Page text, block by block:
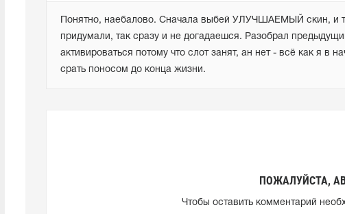
Понятно, наебалово. Сначала выбей УЛУЧШАЕМЫЙ скин, и
придумали, так сразу и не догадаешся. Разобрал
активироваться потому что слот занят, ан нет - всё как я в
срать поносом до конца жизни.
ПОЖАЛУЙСТА,
Чтобы оставить комментарий